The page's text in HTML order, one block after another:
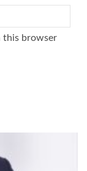
this browser